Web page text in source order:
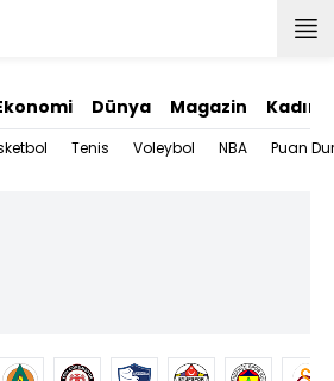
Dünya Magazin Kadın
Tenis Voleybol NBA Puan